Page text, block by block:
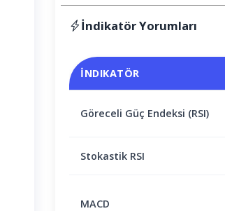
İndikatör Yorumları
İNDIKATÖR
Göreceli Güç Endeksi (RSI)
Stokastik RSI
MACD